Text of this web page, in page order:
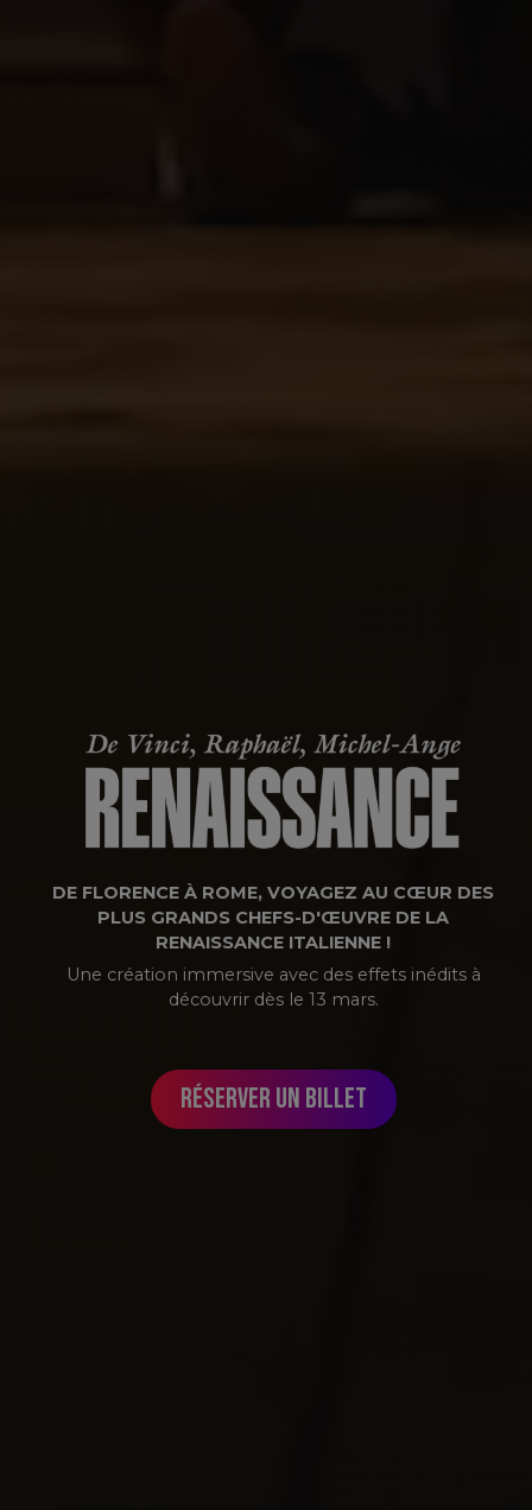
DE FLORENCE À ROME, VOYAGEZ AU CŒUR DES
PLUS GRANDS CHEFS-D'ŒUVRE DE LA
RENAISSANCE ITALIENNE !
Une création immersive avec des effets inédits à
découvrir dès le 13 mars.
réserver un billet